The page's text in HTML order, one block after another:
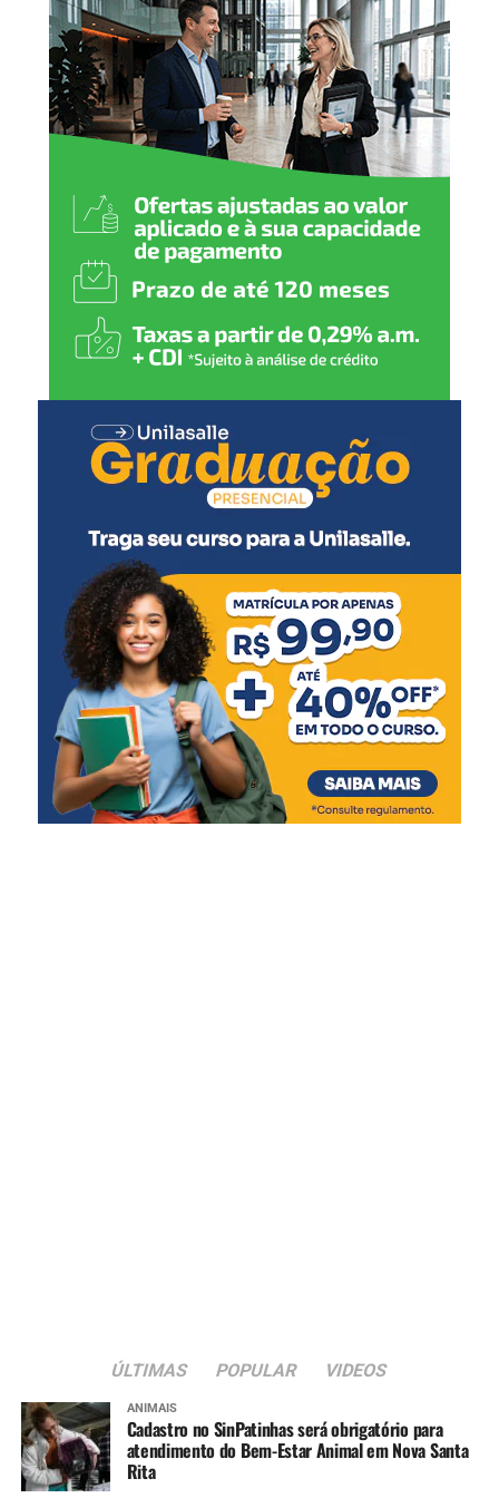
dignidade, respeito e
segurança. Cada ambiente
foi pensado para
proporcionar conforto e
contribuir para um
atendimento cada vez mais
humanizado, fortalecendo a
rede de proteção de Nova
Santa Rita”, declarou.
Solange Lewandoski Laubine, destacou que a nova sede
oferece melhores condições para o atendimento e para o
trabalho das equipes responsáveis pelo acolhimento.
“O acolhimento
institucional exige uma
estrutura adequada e um
ambiente que transmita
cuidado e segurança. Este
novo espaço amplia nossa
capacidade de atendimento
e garante mais qualidade
de vida às crianças e
institucional.
ÚLTIMAS POPULAR VIDEOS
ANIMAIS
Cadastro no SinPatinhas será obrigatório para
atendimento do Bem-Estar Animal em Nova Santa
Rita